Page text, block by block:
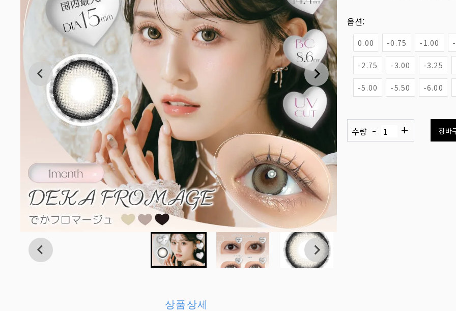
옵션:
0.00 -0.75 -1.00
-2.75 -3.00 -3.25
-5.00 -5.50 -6.00
수량 - + 장바
상품상세